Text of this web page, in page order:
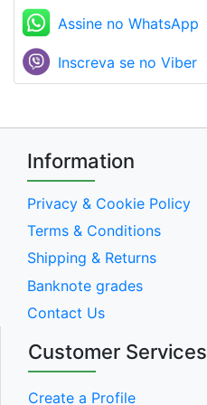
Assine no WhatsApp
Inscreva se no Viber
Information
Privacy & Cookie Policy
Terms & Conditions
Shipping & Returns
Banknote grades
Contact Us
Customer Services
Create a Profile